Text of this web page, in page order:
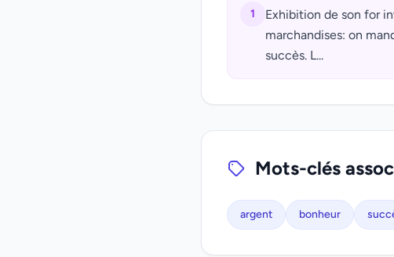
1
Exhibition de son for
marchandises: on
succès. L...
Mots-clés
argent bonheur